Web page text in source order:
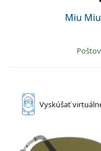
Miu
Vyskúšať